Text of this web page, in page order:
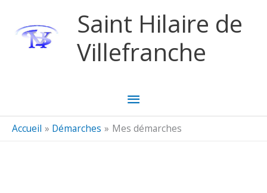
Saint Hilaire de
Villefranche
Menu
principal
Accueil Démarches Mes démarches